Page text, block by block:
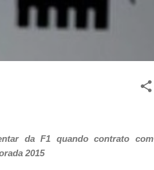
da F1 quando contrato com
2015